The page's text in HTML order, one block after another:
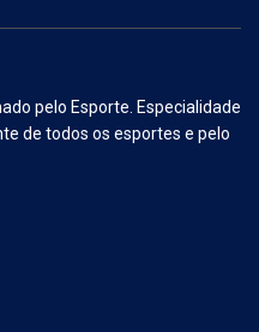
pelo Esporte. Especialidade
de todos os esportes e pelo